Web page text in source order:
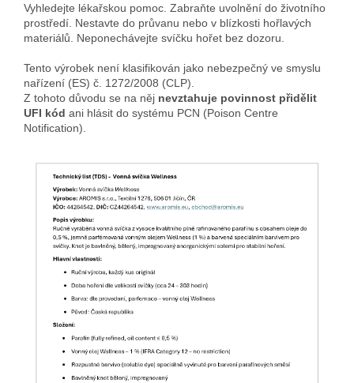
Vyhledejte lékařskou pomoc. Zabraňte uvolnění do životního
prostředí. Nestavte do průvanu nebo v blízkosti hořlavých
materiálů. Neponechávejte svíčku hořet bez dozoru.
Tento výrobek není klasifikován jako nebezpečný ve smyslu
nařízení (ES) č. 1272/2008 (CLP).
Z tohoto důvodu se na něj nevztahuje povinnost přidělit
UFI kód ani hlásit do systému PCN (Poison Centre
Notification).